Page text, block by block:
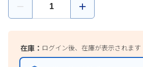
在庫： ログイン後、在庫が表示されます